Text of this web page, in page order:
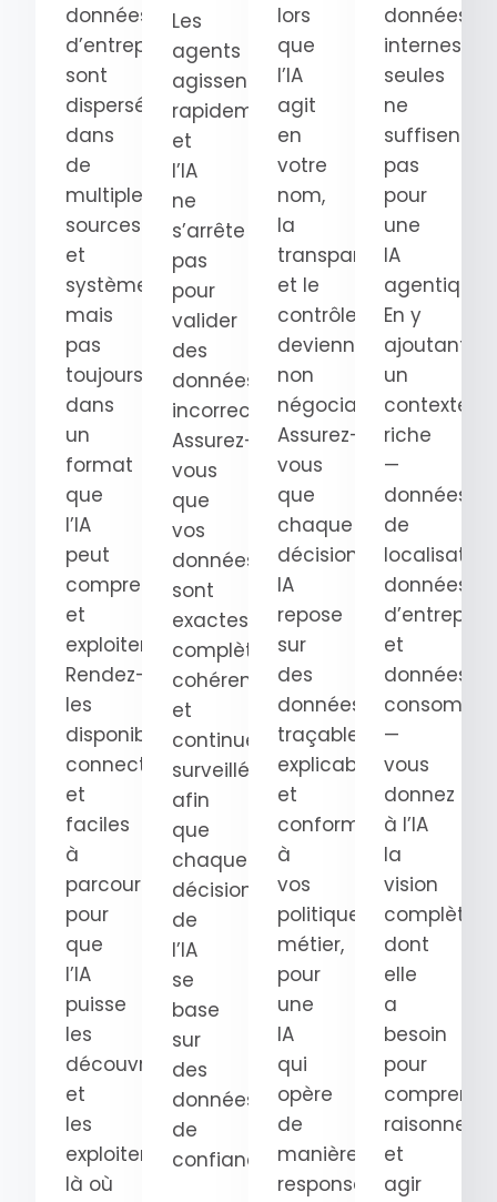
données
d’entreprise
sont
dispersées
dans
de
multiples
sources
et
systèmes,
mais
pas
toujours
dans
un
format
que
l’IA
peut
comprendre
et
exploiter.
Rendez-
les
disponibles,
connectées
et
faciles
à
parcourir
pour
que
l’IA
puisse
les
découvrir
et
les
exploiter
là où
Les
agents
agissent
rapidement
et
l’IA
ne
s’arrête
pas
pour
valider
des
données
incorrectes.
Assurez-
vous
que
vos
données
sont
exactes,
complètes,
cohérentes
et
continuellement
surveillées
afin
que
chaque
décision
de
l’IA
se
base
sur
des
données
de
confiance.
lors
que
l’IA
agit
en
votre
nom,
la
transparence
et le
contrôle
deviennent
non
négociables.
Assurez-
vous
que
chaque
décision
IA
repose
sur
des
données
traçables,
explicables
et
conformes
à
vos
politiques
métier,
pour
une
IA
qui
opère
de
manière
responsable.
données
internes
seules
ne
suffisent
pas
pour
une
IA
agentique.
En y
ajoutant
un
contexte
riche
—
données
de
données
et
données
—
vous
donnez
à l’IA
la
vision
complète
dont
elle
a
besoin
pour
raisonner
et
agir